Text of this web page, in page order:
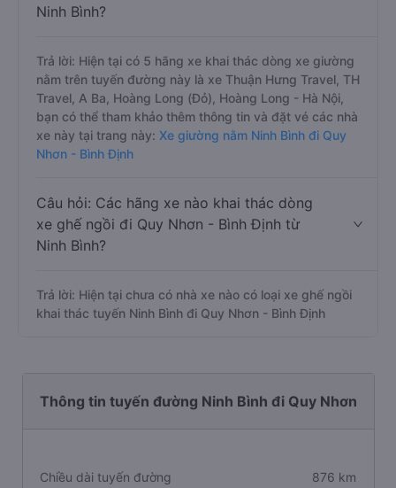
Ninh Bình?
Trả lời: Hiện tại có 5 hãng xe khai thác dòng xe giường
nằm trên tuyến đường này là xe Thuận Hưng Travel, TH
Travel, A Ba, Hoàng Long (Đỏ), Hoàng Long - Hà Nội,
bạn có thể tham khảo thêm thông tin và đặt vé các nhà
xe này tại trang này: Xe giường nằm Ninh Bình đi Quy
Nhơn - Bình Định
Câu hỏi: Các hãng xe nào khai thác dòng
xe ghế ngồi đi Quy Nhơn - Bình Định từ
Ninh Bình?
Trả lời: Hiện tại chưa có nhà xe nào có loại xe ghế ngồi
khai thác tuyến Ninh Bình đi Quy Nhơn - Bình Định
Thông tin tuyến đường Ninh Bình đi Quy Nhơn
Chiều dài tuyến đường 876 km